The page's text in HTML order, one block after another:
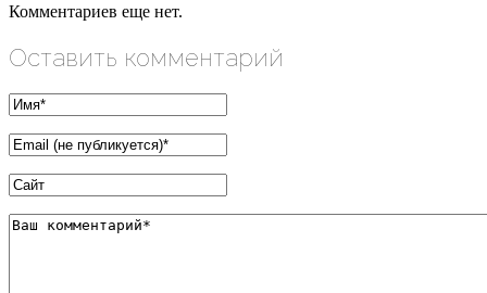
Комментариев еще нет.
Оставить комментарий